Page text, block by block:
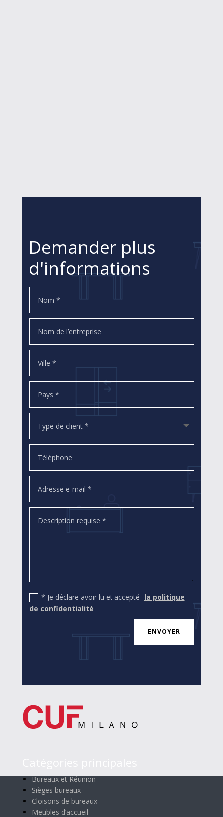
Demander plus
d'informations
* Je déclare avoir lu et accepté la politique
de confidentialité
ENVOYER
Bureaux et Réunion
Sièges bureaux
Cloisons de bureaux
Meubles d’accueil